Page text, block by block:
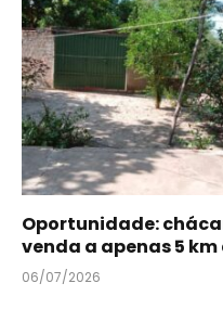
Oportunidade:
venda a apenas 5 km
06/07/2026